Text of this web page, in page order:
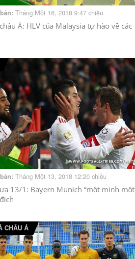
Tháng Một 16, 2018 9:47 chiều
Á: HLV của Malaysia tự hào về các
Tháng Một 13, 2018 12:20 chiều
13/1: Bayern Munich “một mình một
CHÂU Á